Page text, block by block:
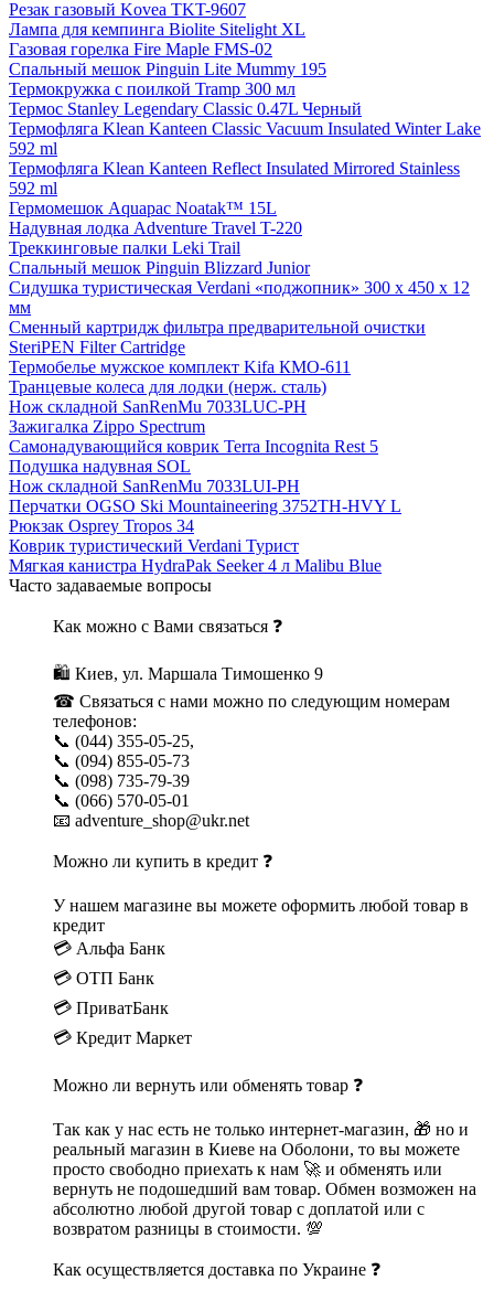
Резак газовый Kovea TKT-9607
Лампа для кемпинга Biolite Sitelight XL
Газовая горелка Fire Maple FMS-02
Спальный мешок Pinguin Lite Mummy 195
Термокружка с поилкой Tramp 300 мл
Термос Stanley Legendary Classic 0.47L Черный
Термофляга Klean Kanteen Classic Vacuum Insulated Winter Lake
592 ml
Термофляга Klean Kanteen Reflect Insulated Mirrored Stainless
592 ml
Гермомешок Aquapac Noatak™ 15L
Надувная лодка Adventure Travel T-220
Треккинговые палки Leki Trail
Спальный мешок Pinguin Blizzard Junior
Сидушка туристическая Verdani «поджопник» 300 x 450 х 12
мм
Сменный картридж фильтра предварительной очистки
SteriPEN Filter Cartridge
Термобелье мужское комплект Kifa КМО-611
Транцевые колеса для лодки (нерж. сталь)
Нож складной SanRenMu 7033LUC-PH
Зажигалка Zippo Spectrum
Самонадувающийся коврик Terra Incognita Rest 5
Подушка надувная SOL
Нож складной SanRenMu 7033LUI-PH
Перчатки OGSO Ski Mountaineering 3752TH-HVY L
Рюкзак Osprey Tropos 34
Коврик туристический Verdani Турист
Мягкая канистра HydraPak Seeker 4 л Malibu Blue
Часто задаваемые вопросы
Как можно с Вами связаться ❓
🛍 Киев, ул. Маршала Тимошенко 9
☎ Связаться с нами можно по следующим номерам
телефонов:
📞 (044) 355-05-25,
📞 (094) 855-05-73
📞 (098) 735-79-39
📞 (066) 570-05-01
📧 adventure_shop@ukr.net
Можно ли купить в кредит ❓
У нашем магазине вы можете оформить любой товар в
кредит
💳 Альфа Банк
💳 ОТП Банк
💳 ПриватБанк
💳 Кредит Маркет
Можно ли вернуть или обменять товар ❓
Так как у нас есть не только интернет-магазин, 🎁 но и
реальный магазин в Киеве на Оболони, то вы можете
просто свободно приехать к нам 🚀 и обменять или
вернуть не подошедший вам товар. Обмен возможен на
абсолютно любой другой товар с доплатой или с
возвратом разницы в стоимости. 💯
Как осуществляется доставка по Украине ❓